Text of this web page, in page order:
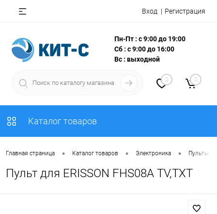
Вход Регистрация
Пн-Пт : с 9:00 до 19:00
Сб : с 9:00 до 16:00
Вс : выходной
0 0
Каталог товаров
Главная страница • Каталог товаров • Электроника • Пульты
Пульт для ERISSON FHS08A TV,TXT